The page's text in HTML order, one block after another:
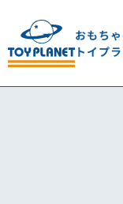
おもち
トイプ